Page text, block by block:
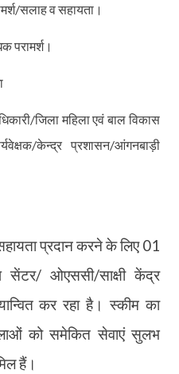
सलाह व सहायता।
परामर्श।
जिला महिला एवं बाल विकास
केन्द्र प्रशासन/आंगनबाड़ी
प्रदान करने के लिए 01
ओएससी/साक्षी केंद्र
कर रहा है। स्कीम का
को समेकित सेवाएं सुलभ
हैं।